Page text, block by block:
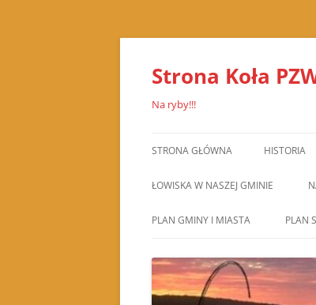
Przejdź
Strona Koła
Na ryby!!!
STRONA GŁÓWNA HISTORIA
ŁOWISKA W NASZEJ GMINIE
PLAN GMINY I MIASTA PLAN